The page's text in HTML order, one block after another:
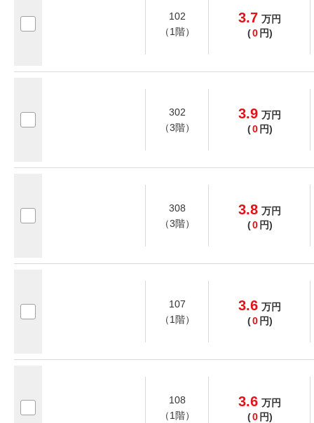
102
（1階）
3.7 万円
(0 円)
302
（3階）
3.9 万円
(0 円)
308
（3階）
3.8 万円
(0 円)
107
（1階）
3.6 万円
(0 円)
108
（1階）
3.6 万円
(0 円)